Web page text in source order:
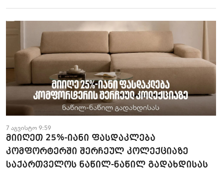
7 აგვისტო 9:59
მიიღეთ 25%-იანი ფასდაკლება
კომფორტერში შერჩეულ კოლექციაზე
საქართველოს ნაწილ-ნაწილ გადახდისას